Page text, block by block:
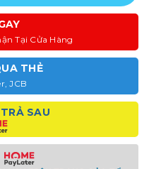
Tại Cửa Hàng
THẺ
JCB
SAU